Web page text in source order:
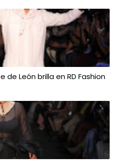
de León brilla en RD Fashion